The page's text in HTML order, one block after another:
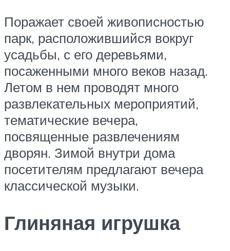
Поражает своей живописностью
парк, расположившийся вокруг
усадьбы, с его деревьями,
посаженными много веков назад.
Летом в нем проводят много
развлекательных мероприятий,
тематические вечера,
посвященные развлечениям
дворян. Зимой внутри дома
посетителям предлагают вечера
классической музыки.
Глиняная игрушка